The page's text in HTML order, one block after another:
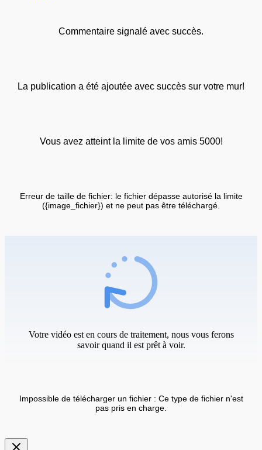
Commentaire signalé avec succès.
La publication a été ajoutée avec succès sur votre mur!
Vous avez atteint la limite de vos amis 5000!
Erreur de taille de fichier: le fichier dépasse autorisé la limite
({image_fichier}) et ne peut pas être téléchargé.
Votre vidéo est en cours de traitement, nous vous ferons
savoir quand il est prêt à voir.
Impossible de télécharger un fichier : Ce type de fichier n'est
pas pris en charge.